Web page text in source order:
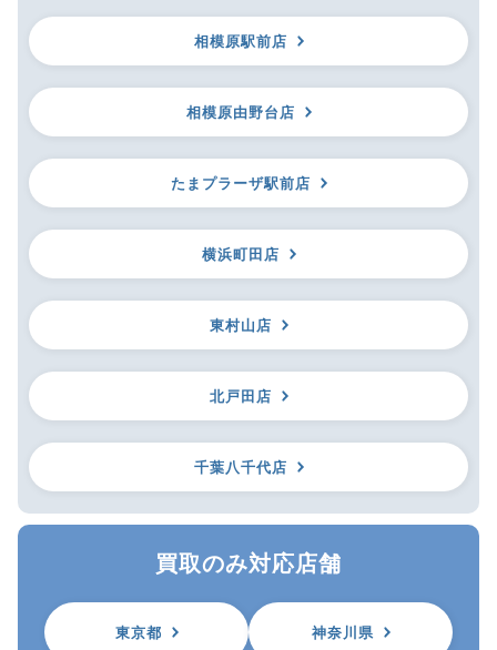
相模原駅前店
相模原由野台店
たまプラーザ駅前店
横浜町田店
東村山店
北戸田店
千葉八千代店
買取のみ対応店舗
東京都 神奈川県